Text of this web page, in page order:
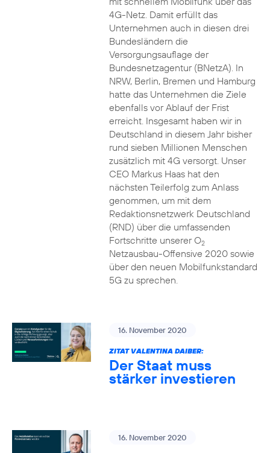
4G-Netz. Damit erfüllt das
Unternehmen auch in diesen drei
Bundesländern die
Versorgungsauflage der
Bundesnetzagentur (BNetzA). In
NRW, Berlin, Bremen und Hamburg
hatte das Unternehmen die Ziele
ebenfalls vor Ablauf der Frist
erreicht. Insgesamt haben wir in
Deutschland in diesem Jahr bisher
rund sieben Millionen Menschen
zusätzlich mit 4G versorgt. Unser
CEO Markus Haas hat den
nächsten Teilerfolg zum Anlass
genommen, um mit dem
Redaktionsnetzwerk Deutschland
(RND) über die umfassenden
Fortschritte unserer O2
Netzausbau-Offensive 2020 sowie
über den neuen Mobilfunkstandard
5G zu sprechen.
16. November 2020
ZITAT VALENTINA DAIBER:
Der Staat muss
stärker investieren
16. November 2020